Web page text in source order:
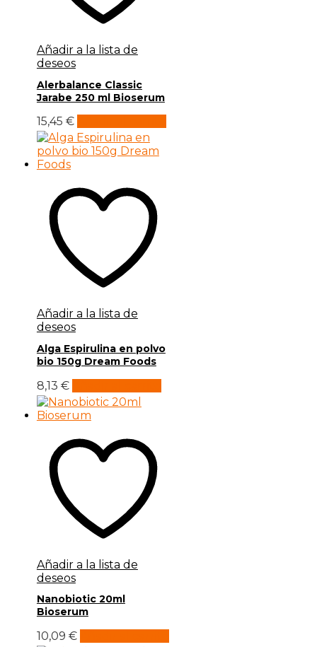
Añadir a la lista de
deseos
Alerbalance Classic
Jarabe 250 ml Bioserum
15,45 €
Añadir a la lista de
deseos
Alga Espirulina en polvo
bio 150g Dream Foods
8,13 €
Añadir a la lista de
deseos
Nanobiotic 20ml
Bioserum
10,09 €